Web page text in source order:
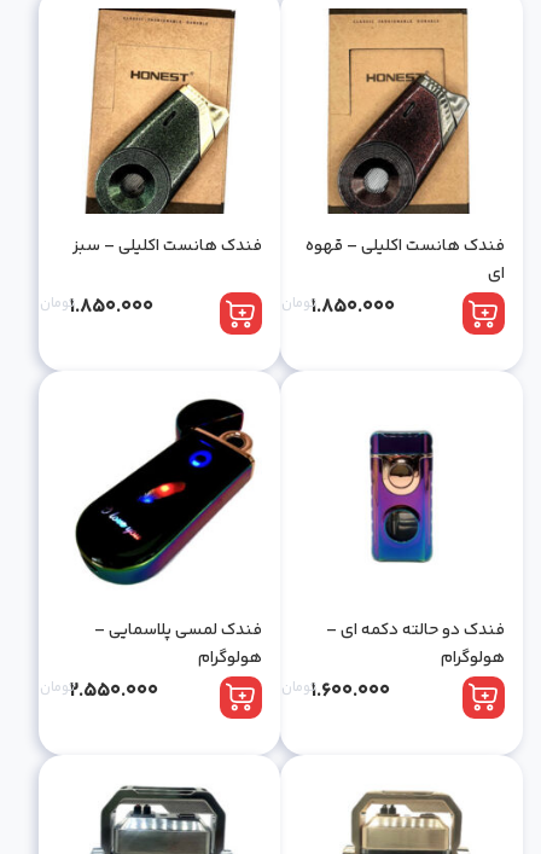
فندک هانست اکلیلی – قهوه
ای
تومان1.850.000
فندک هانست اکلیلی – سبز
تومان1.850.000
فندک دو حالته دکمه ای –
هولوگرام
تومان1.600.000
فندک لمسی پلاسمایی –
هولوگرام
تومان2.550.000